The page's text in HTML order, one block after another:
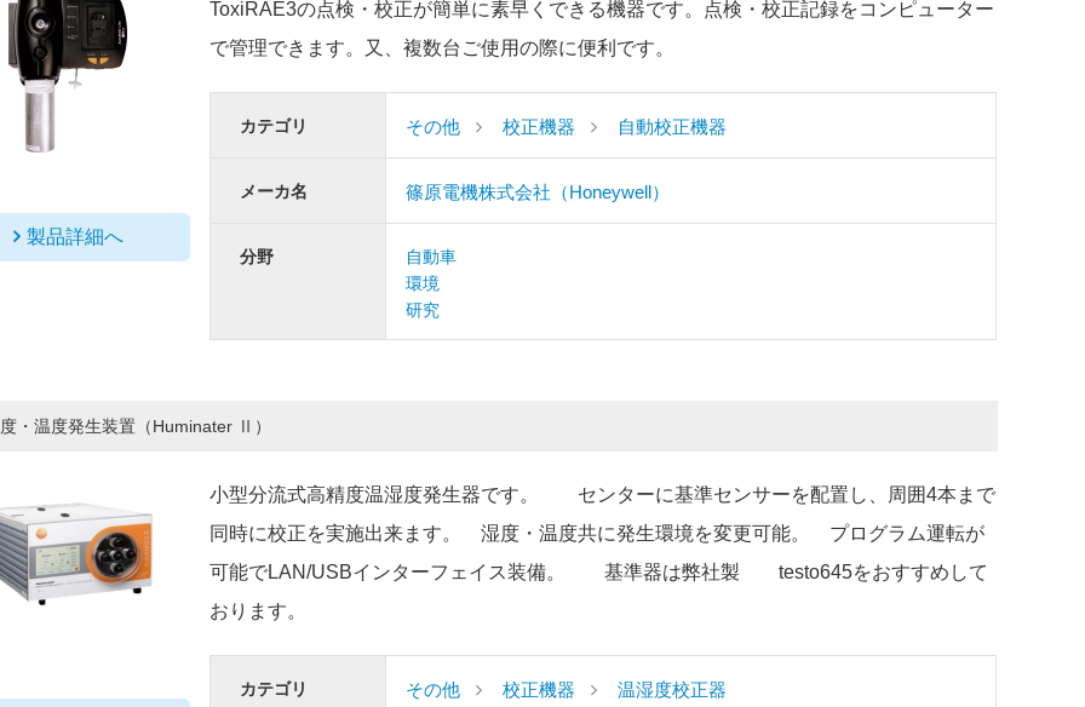
製品詳細へ
ToxiRAE3の点検・校正が簡単に素早くできる機器です。点検・校正記録をコンピューター
で管理できます。又、複数台ご使用の際に便利です。
カテゴリ その他 校正機器 自動校正機器
メーカ名 篠原電機株式会社（Honeywell）
分野
自動車
環境
研究
・温度発生装置（Huminater Ⅱ）
小型分流式高精度温湿度発生器です。 センターに基準センサーを配置し、周囲4本まで
同時に校正を実施出来ます。 湿度・温度共に発生環境を変更可能。 プログラム運転が
可能でLAN/USBインターフェイス装備。 基準器は弊社製 testo645をおすすめして
おります。
カテゴリ その他 校正機器 温湿度校正器